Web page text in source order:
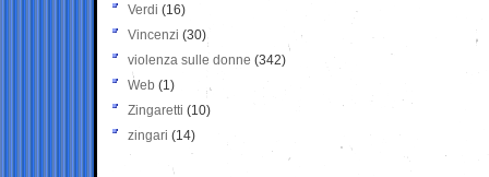
Verdi (16)
Vincenzi (30)
violenza sulle donne (342)
Web (1)
Zingaretti (10)
zingari (14)